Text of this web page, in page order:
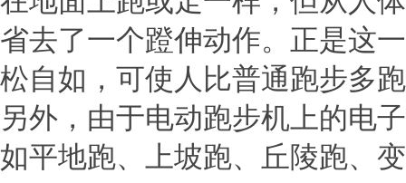
省去了一个蹬伸动作。正是这
松自如，可使人比普通跑步多跑
另外，由于电动跑步机上的电
如平地跑、上坡跑、丘陵跑、